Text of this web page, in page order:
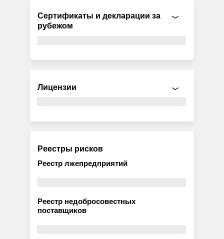
Сертификаты и декларации за
рубежом
Лицензии
Реестры рисков
Реестр лжепредприятий
Реестр недобросовестных
поставщиков